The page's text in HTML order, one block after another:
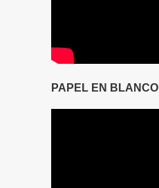
PAPEL EN BLANCO